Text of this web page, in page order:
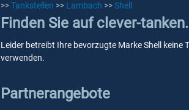
>>Tankstellen >> Lambach >>Shell
Finden Sie auf clever-
Leider betreibt Ihre bevorzugte Marke Shell keine
verwenden.
Partnerangebote